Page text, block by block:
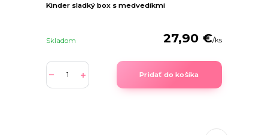
Kinder sladký box s medvedíkmi
27,90 €/ks
Skladom
Pridať do košíka